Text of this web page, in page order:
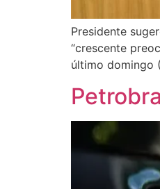
Presidente
“crescente
último domingo